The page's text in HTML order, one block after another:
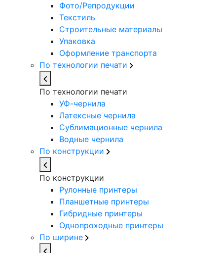
Фото/Репродукции
Текстиль
Строительные материалы
Упаковка
Оформление транспорта
По технологии печати
По технологии печати
УФ-чернила
Латексные чернила
Сублимационные чернила
Водные чернила
По конструкции
По конструкции
Рулонные принтеры
Планшетные принтеры
Гибридные принтеры
Однопроходные принтеры
По ширине